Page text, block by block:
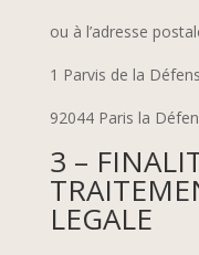
ou à l’adresse
1 Parvis de la
92044 Paris la
3 –
LEGALE